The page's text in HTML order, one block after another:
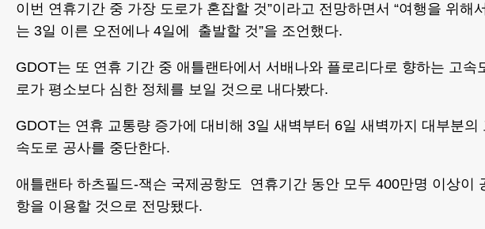
이번 연휴기간 중 가장 도로가 혼잡할 것”이라고 전망하면서 “여행을 위해서
는 3일 이른 오전에나 4일에 출발할 것”을 조언했다.
GDOT는 또 연휴 기간 중 애틀랜타에서 서배나와 플로리다로 향하는 고속
로가 평소보다 심한 정체를 보일 것으로 내다봤다.
GDOT는 연휴 교통량 증가에 대비해 3일 새벽부터 6일 새벽까지 대부분의
속도로 공사를 중단한다.
애틀랜타 하츠필드-잭슨 국제공항도 연휴기간 동안 모두 400만명 이상이
항을 이용할 것으로 전망됐다.